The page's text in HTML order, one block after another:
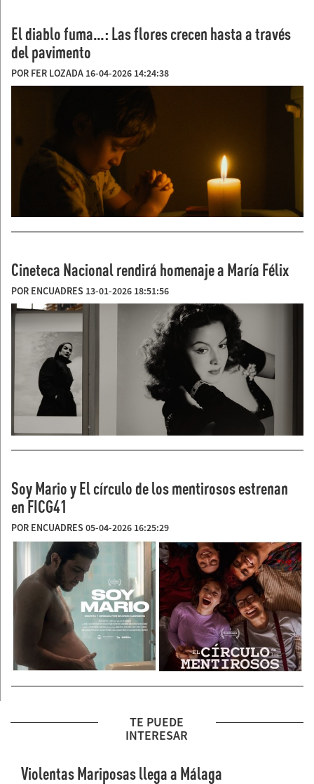
El diablo fuma…: Las flores crecen hasta a través
del pavimento
POR FER LOZADA 16-04-2026 14:24:38
Cineteca Nacional rendirá homenaje a María Félix
POR ENCUADRES 13-01-2026 18:51:56
Soy Mario y El círculo de los mentirosos estrenan
en FICG41
POR ENCUADRES 05-04-2026 16:25:29
TE PUEDE
INTERESAR
Violentas Mariposas llega a Málaga